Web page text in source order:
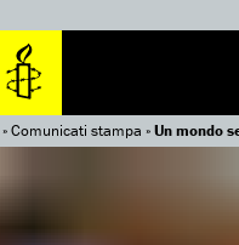
»Comunicati stampa »Un mondo